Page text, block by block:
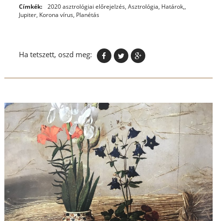
Címkék: 2020 asztrológiai előrejelzés, Asztrológia, Határok,,
Jupiter, Korona vírus, Planétás
Ha tetszett, oszd meg: